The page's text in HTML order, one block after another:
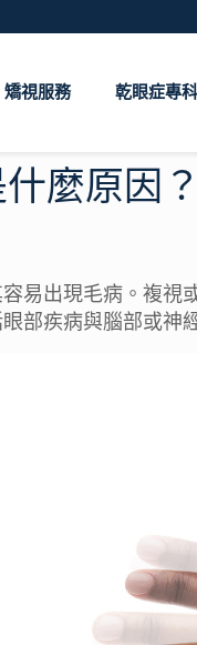
矯視服務 乾眼症專科
麼原因
易出現毛病。複視
部疾病與腦部或神